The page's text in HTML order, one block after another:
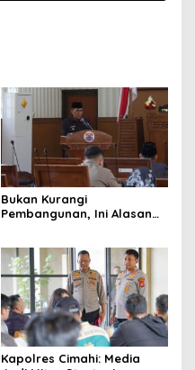
Bukan Kurangi
Pembangunan, Ini Alasan
Daerah
Kapolres Cimahi: Media